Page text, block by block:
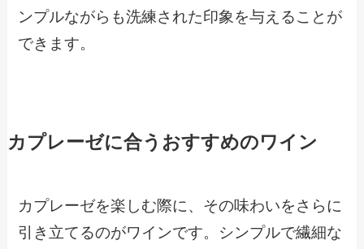
ンプルながらも洗練された印象を与えることが
できます。
カプレーゼに合うおすすめのワイン
カプレーゼを楽しむ際に、その味わいをさらに
引き立てるのがワインです。シンプルで繊細な